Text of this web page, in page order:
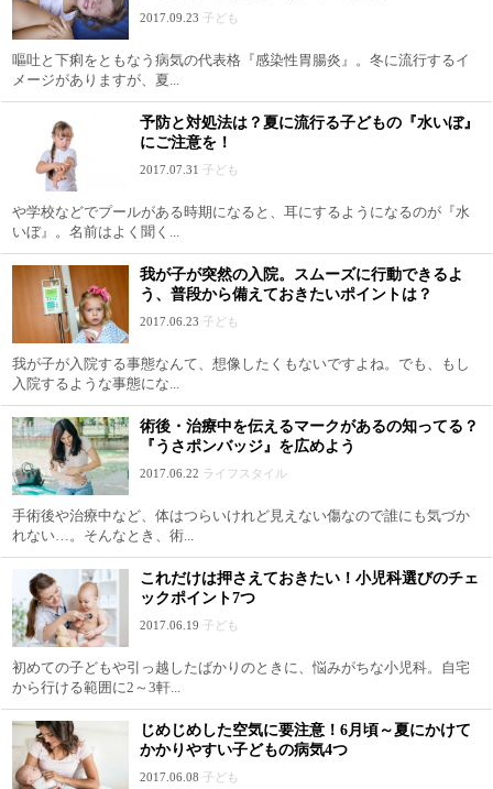
2017.09.23 子ども
嘔吐と下痢をともなう病気の代表格『感染性胃腸炎』。冬に流行するイ
メージがありますが、夏...
予防と対処法は？夏に流行る子どもの『水いぼ』
にご注意を！
2017.07.31 子ども
や学校などでプールがある時期になると、耳にするようになるのが『水
いぼ』。名前はよく聞く...
我が子が突然の入院。スムーズに行動できるよ
う、普段から備えておきたいポイントは？
2017.06.23 子ども
我が子が入院する事態なんて、想像したくもないですよね。でも、もし
入院するような事態にな...
術後・治療中を伝えるマークがあるの知ってる？
『うさポンバッジ』を広めよう
2017.06.22 ライフスタイル
手術後や治療中など、体はつらいけれど見えない傷なので誰にも気づか
れない…。そんなとき、術...
これだけは押さえておきたい！小児科選びのチェ
ックポイント7つ
2017.06.19 子ども
初めての子どもや引っ越したばかりのときに、悩みがちな小児科。自宅
から行ける範囲に2～3軒...
じめじめした空気に要注意！6月頃～夏にかけて
かかりやすい子どもの病気4つ
2017.06.08 子ども